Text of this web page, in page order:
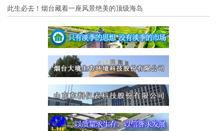
此生必去！烟台藏着一座风景绝美的顶级海岛